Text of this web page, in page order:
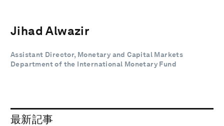
Jihad Alwazir
Assistant Director, Monetary and Capital Markets
Department of the International Monetary Fund
最新記事